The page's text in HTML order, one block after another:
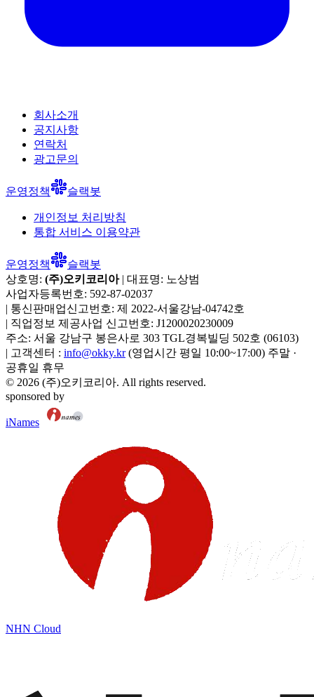
회사소개
공지사항
연락처
광고문의
운영정책 슬랙봇
개인정보 처리방침
통합 서비스 이용약관
운영정책
슬랙봇
상호명: (주)오키코리아| 대표명: 노상범
사업자등록번호: 592-87-02037
| 통신판매업신고번호: 제 2022-서울강남-04742호
| 직업정보 제공사업 신고번호: J1200020230009
주소: 서울 강남구 봉은사로 303 TGL경복빌딩 502호 (06103)
| 고객센터 : info@okky.kr (영업시간 평일 10:00~17:00) 주말 ·
공휴일 휴무
© 2026 (주)오키코리아. All rights reserved.
sponsored by
iNames
NHN Cloud